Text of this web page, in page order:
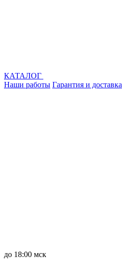
КАТАЛОГ
Наши работы Гарантия и доставка
до 18:00 мск